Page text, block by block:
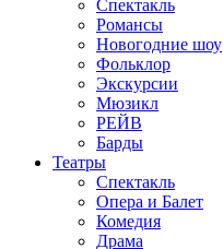
Спектакль
Романсы
Новогодние шоу
Фольклор
Экскурсии
Мюзикл
РЕЙВ
Барды
Театры
Спектакль
Опера и Балет
Комедия
Драма